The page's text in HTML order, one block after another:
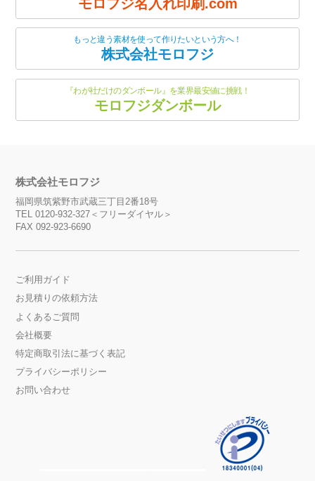
モロフジ名入れ印刷.com
もっと違う素材を使って作りたいという方へ！
株式会社モロフジ
『わが社だけのダンボール』を業界最安値に挑戦！
モロフジダンボール
株式会社モロフジ
福岡県筑紫野市武蔵三丁目2番18号
TEL 0120-932-327＜フリーダイヤル＞
FAX 092-923-6690
ご利用ガイド
お見積りの依頼方法
よくあるご質問
会社概要
特定商取引法に基づく表記
プライバシーポリシー
お問い合わせ